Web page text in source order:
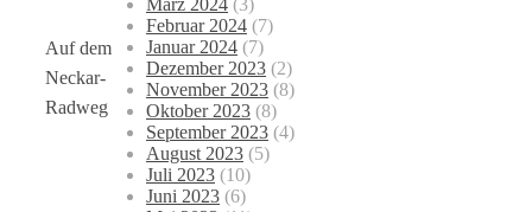
Auf dem
Neckar-
Radweg
Februar 2024 (7)
Januar 2024 (7)
Dezember 2023 (2)
November 2023 (8)
Oktober 2023 (8)
September 2023 (4)
August 2023 (5)
Juli 2023 (10)
Juni 2023 (6)